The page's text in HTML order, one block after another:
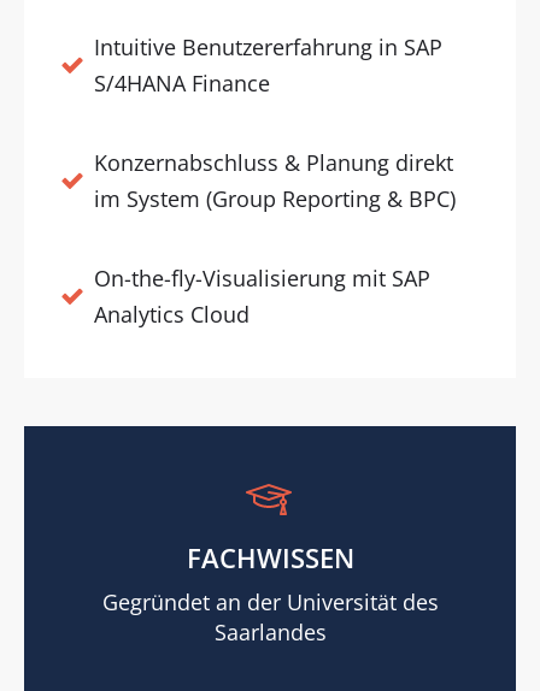
Intuitive Benutzererfahrung in SAP
S/4HANA Finance
Konzernabschluss & Planung direkt
im System (Group Reporting & BPC)
On-the-fly-Visualisierung mit SAP
Analytics Cloud
FACHWISSEN
Gegründet an der Universität des
Saarlandes